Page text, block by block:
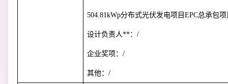
504.81kWp分布式光伏发电项目EPC总承包项
设计负责人**：/
企业奖项：/
其他：/